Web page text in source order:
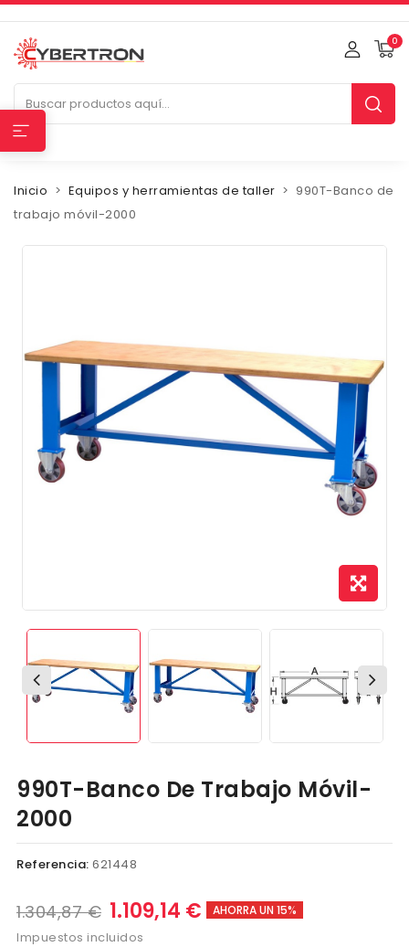
0
Inicio Equipos y herramientas de taller
990T-Banco de
trabajo móvil-2000
990T-Banco De Trabajo Móvil-
2000
Referencia: 621448
1.304,87 € 1.109,14 € AHORRA UN 15%
Impuestos incluidos